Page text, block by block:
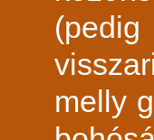
melly